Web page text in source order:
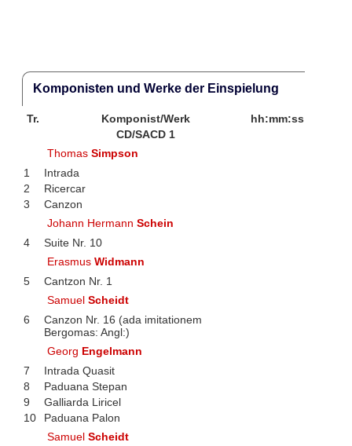
Komponisten und Werke der Einspielung
Tr. Komponist/Werk
hh:mm:ss
CD/SACD 1
ThomasSimpson
1
Intrada
2
Ricercar
3
Canzon
Johann HermannSchein
4
Suite Nr. 10
ErasmusWidmann
5
Cantzon Nr. 1
SamuelScheidt
6
Canzon Nr. 16 (ada imitationem
Bergomas: Angl:)
Georg Engelmann
7
Intrada Quasit
8
Paduana Stepan
9
Galliarda Liricel
10
Paduana Palon
SamuelScheidt